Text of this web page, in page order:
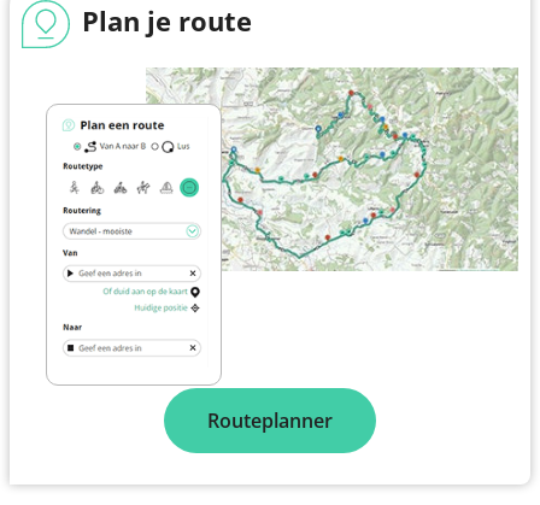
Plan je route
Routeplanner